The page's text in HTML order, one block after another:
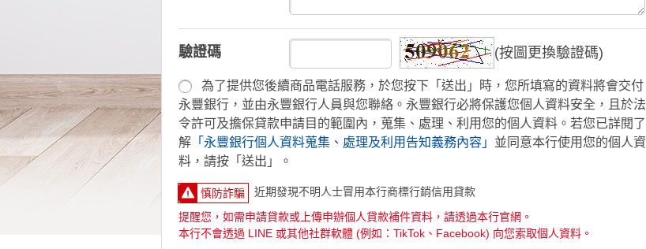
驗證碼 (按圖更換驗證碼)
為了提供您後續商品電話服務，於您按下「送出」時，您所填寫的資料將會交付
永豐銀行，並由永豐銀行人員與您聯絡。永豐銀行必將保護您個人資料安全，且於法
令許可及擔保貸款申請目的範圍內，蒐集、處理、利用您的個人資料。若您已詳閱了
解 「永豐銀行個人資料蒐集、處理及利用告知義務內容」 並同意本行使用您的個人資
料，請按「送出」。
慎防詐騙
近期發現不明人士冒用本行商標行銷信用貸款
提醒您，如需申請貸款或上傳申辦個人貸款補件資料，請透過本行官網。
本行不會透過 LINE 或其他社群軟體 (例如：TikTok、Facebook) 向您索取個人資料。